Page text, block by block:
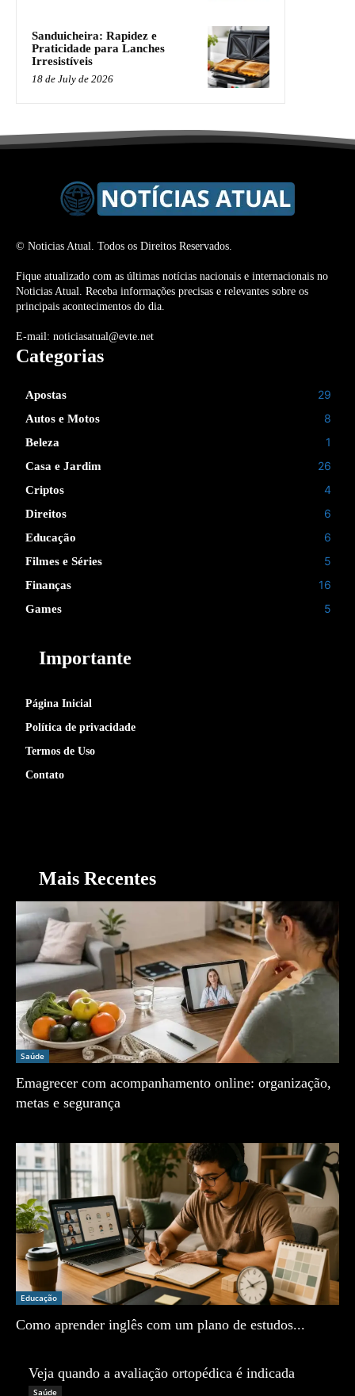
Sanduicheira: Rapidez e
Praticidade para Lanches
Irresistíveis
18 de July de 2026
© Noticias Atual. Todos os Direitos Reservados.
Fique atualizado com as últimas notícias nacionais e internacionais no
Noticias Atual. Receba informações precisas e relevantes sobre os
principais acontecimentos do dia.
E-mail: noticiasatual@evte.net
Categorias
Apostas 29
Autos e Motos 8
Beleza 1
Casa e Jardim 26
Criptos 4
Direitos 6
Educação 6
Filmes e Séries 5
Finanças 16
Games 5
Importante
Página Inicial
Política de privacidade
Termos de Uso
Contato
Mais Recentes
Saúde
Emagrecer com acompanhamento online: organização,
metas e segurança
Educação
Como aprender inglês com um plano de estudos...
Veja quando a avaliação ortopédica é indicada
Saúde